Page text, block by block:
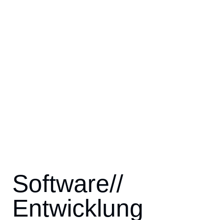
Software//
Entwicklung